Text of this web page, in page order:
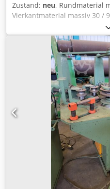
Zustand: neu, Rundmaterial
Vierkantmaterial massiv 30 /
/ 600 mm T - Stahl - Steg
Achsendurchmesser 40 mm
m/min Rollendurchmesser
1,1 kW Maschinengewicht
0,6 x 1,4 m Dcedpeq Adtqefx
wahlweise horizontales oder
gehärtete Standart-Walzen -
angetrieben - 1 Satz
33,7mm/1" -
und NOT-AUS